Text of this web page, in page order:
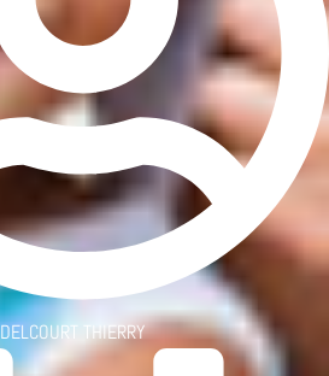
DELCOURT THIERRY